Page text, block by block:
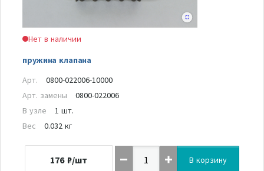
Нет в наличии
пружина клапана
Арт.
0800-022006-10000
Арт. замены
0800-022006
В узле
1 шт.
Вес
0.032 кг
176 ₽/шт В корзину